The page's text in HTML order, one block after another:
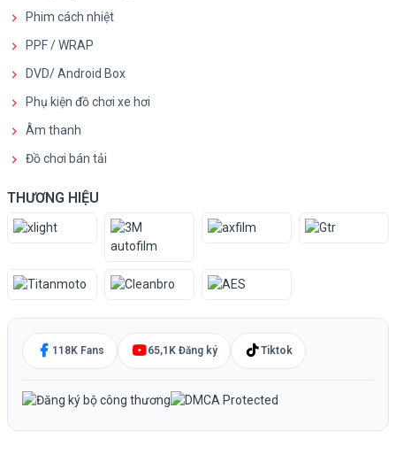
Phim cách nhiệt
PPF / WRAP
DVD/ Android Box
Phụ kiện đồ chơi xe hơi
Âm thanh
Đồ chơi bán tải
THƯƠNG HIỆU
118K Fans 65,1K Đăng ký Tiktok